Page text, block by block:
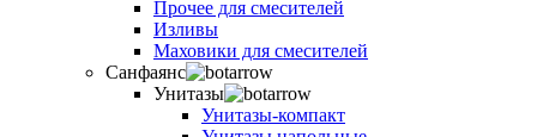
Прочее для смесителей
Изливы
Маховики для смесителей
Санфаянс
Унитазы
Унитазы-компакт